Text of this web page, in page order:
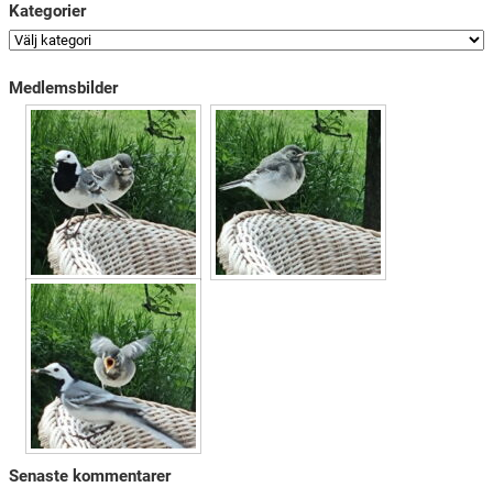
Kategorier
Medlemsbilder
Senaste kommentarer